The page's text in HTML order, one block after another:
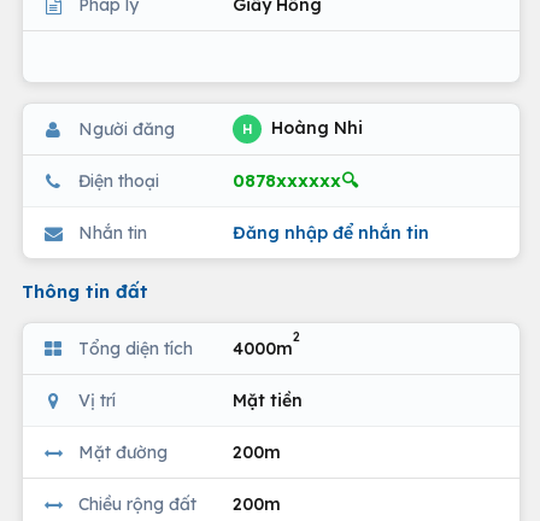
Người đăng H Hoàng Nhi
Điện thoại 0878xxxxxx🔍
Nhắn tin Đăng nhập để nhắn tin
Thông tin đất
Tổng diện tích 4000m
2
Vị trí Mặt tiền
Mặt đường 200m
Chiều rộng đất 200m